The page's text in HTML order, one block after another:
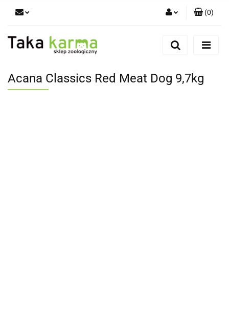
Zaloguj się
Zgody cookies
(0)
Acana Classics Red Meat Dog 9,7kg